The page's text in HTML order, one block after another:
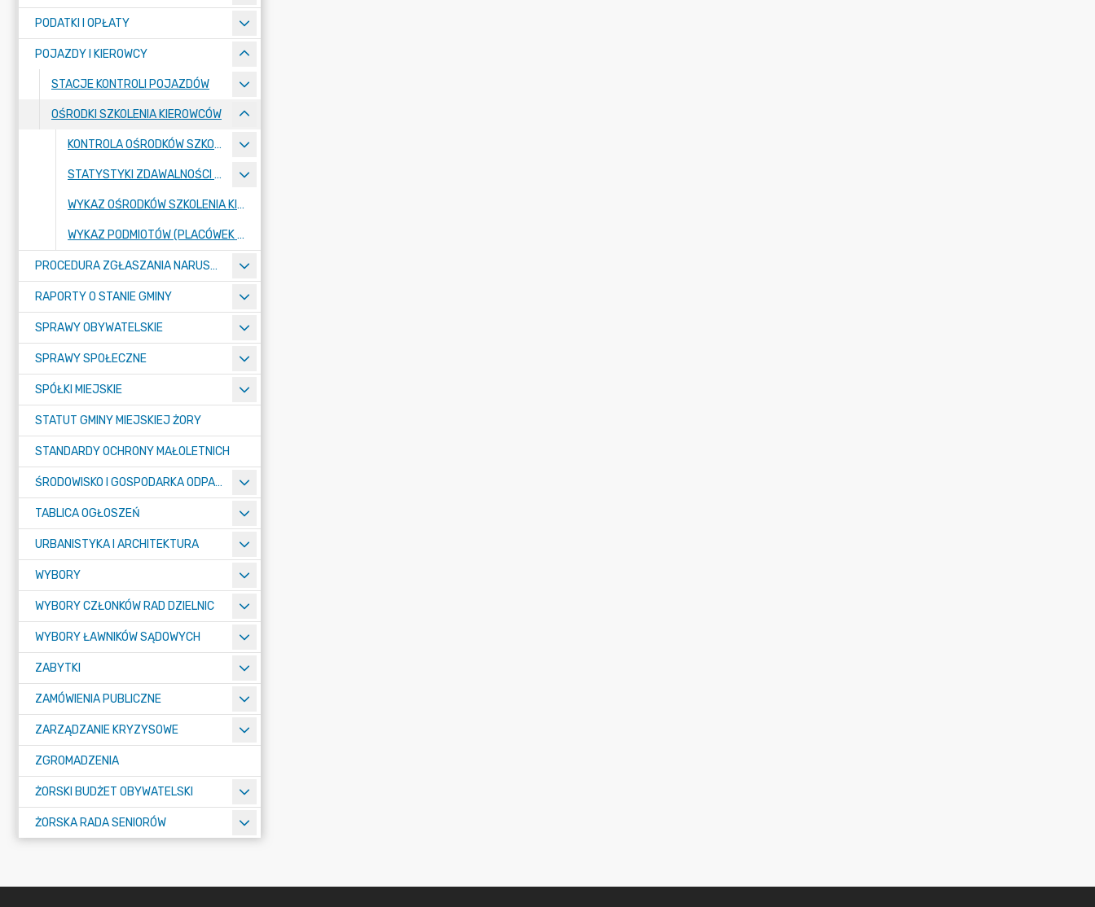
PODATKI I OPŁATY
POJAZDY I KIEROWCY
STACJE KONTROLI POJAZDÓW
OŚRODKI SZKOLENIA KIEROWCÓW
KONTROLA OŚRODKÓW SZKOLENIA KIEROWCÓW
STATYSTYKI ZDAWALNOŚCI OŚRODKÓW SZKOLENIA KIEROWCÓW
WYKAZ OŚRODKÓW SZKOLENIA KIEROWCÓW
WYKAZ PODMIOTÓW (PLACÓWEK OŚWIATOWYCH) PROWADZĄCYCH SZKOLENIE JAKO OŚRODEK SZKOLENIA KIEROWCÓW
PROCEDURA ZGŁASZANIA NARUSZEŃ PRAWA
RAPORTY O STANIE GMINY
SPRAWY OBYWATELSKIE
SPRAWY SPOŁECZNE
SPÓŁKI MIEJSKIE
STATUT GMINY MIEJSKIEJ ŻORY
STANDARDY OCHRONY MAŁOLETNICH
ŚRODOWISKO I GOSPODARKA ODPADAMI
TABLICA OGŁOSZEŃ
URBANISTYKA I ARCHITEKTURA
WYBORY
WYBORY CZŁONKÓW RAD DZIELNIC
WYBORY ŁAWNIKÓW SĄDOWYCH
ZABYTKI
ZAMÓWIENIA PUBLICZNE
ZARZĄDZANIE KRYZYSOWE
ZGROMADZENIA
ŻORSKI BUDŻET OBYWATELSKI
ŻORSKA RADA SENIORÓW